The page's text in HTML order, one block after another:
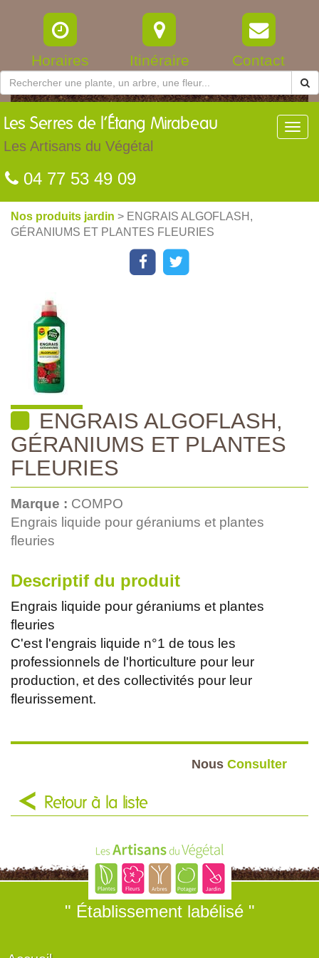
Horaires Itinéraire Contact
Les Serres de l’Étang Mirabeau
Les Artisans du Végétal
04 77 53 49 09
Nos produits jardin > ENGRAIS ALGOFLASH,
GÉRANIUMS ET PLANTES FLEURIES
ENGRAIS ALGOFLASH,
GÉRANIUMS ET PLANTES
FLEURIES
Marque : COMPO
Engrais liquide pour géraniums et plantes
fleuries
Descriptif du produit
Engrais liquide pour géraniums et plantes
fleuries
C'est l'engrais liquide n°1 de tous les
professionnels de l'horticulture pour leur
production, et des collectivités pour leur
fleurissement.
Nous Consulter
Retour à la liste
" Établissement labélisé "